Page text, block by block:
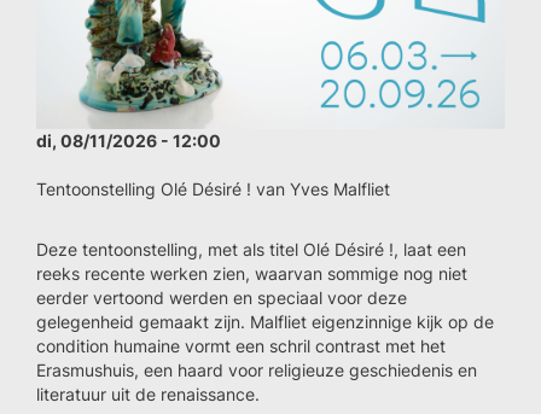
di, 08/11/2026 - 12:00
Tentoonstelling Olé Désiré ! van Yves Malfliet
Deze tentoonstelling, met als titel Olé Désiré !, laat een
reeks recente werken zien, waarvan sommige nog niet
eerder vertoond werden en speciaal voor deze
gelegenheid gemaakt zijn. Malfliet eigenzinnige kijk op de
condition humaine vormt een schril contrast met het
Erasmushuis, een haard voor religieuze geschiedenis en
literatuur uit de renaissance.